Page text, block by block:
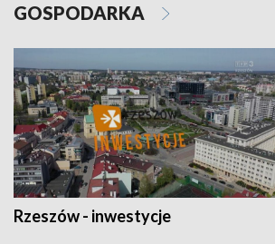
GOSPODARKA
Rzeszów - inwestycje